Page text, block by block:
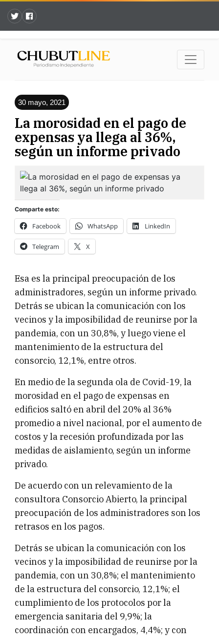
30 mayo, 2021
La morosidad en el pago de
expensas ya llega al 36%,
según un informe privado
Comparte esto:
Facebook WhatsApp LinkedIn
Telegram X
Esa es la principal preocupación de los
administradores, según un informe privado.
Detrás se ubican la comunicación con los
vecinos y la imposibilidad de reunirse por la
pandemia, con un 30,8%, y luego viene el
mantenimiento de la estructura del
consorcio, 12,1%, entre otros.
En medio de la segunda ola de Covid-19, la
morosidad en el pago de expensas en
edificios saltó en abril del 20% al 36%
promedio a nivel nacional, por el aumento de
costos y la recesión profundizada por las
medidas de aislamiento, según un informe
privado.
De acuerdo con un relevamiento de la
consultora Consorcio Abierto, la principal
preocupación de los administradores son los
retrasos en los pagos.
Detrás se ubican la comunicación con los
vecinos y la imposibilidad de reunirse por la
pandemia, con un 30,8%; el mantenimiento
de la estructura del consorcio, 12,1%; el
cumplimiento de los protocolos por la
emergencia sanitaria del 9,9%; la
coordinación con encargados, 4,4%; y con